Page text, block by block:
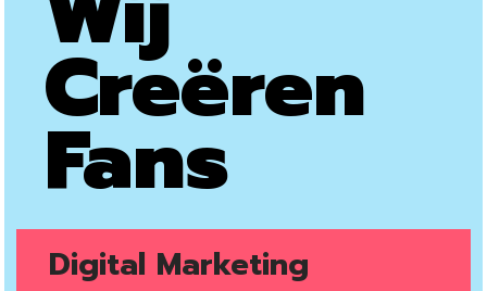
Creëren
Fans
Digital Marketing